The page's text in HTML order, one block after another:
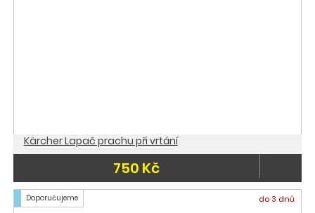
Kärcher Lapač prachu při vrtání
750 Kč
Doporučujeme do 3 dnů